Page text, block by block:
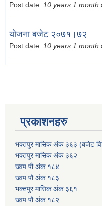
Post date: 10 years 1 month
योजना बजेट २०७१।७२
Post date: 10 years 1 month
प्रकाशनहरु
भक्तपुर मासिक अंक ३६३ (बजेट
भक्तपुर मासिक अंक ३६२
ख्वप पौ अंक १८४
ख्वप पौ अंक १८३
भक्तपुर मासिक अंक ३६१
ख्वप पौ अंक १८२